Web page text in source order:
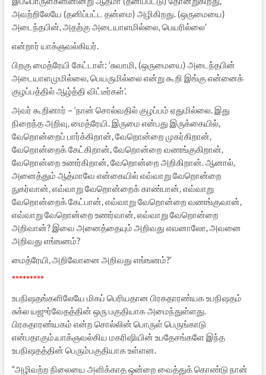
அவற்றிலேயே (தனிப்பட்ட தன்மை) அழிகிறது. (ஒருமையை)
அடைந்தபின், அதற்கு அடையாளமில்லை, பெயரில்லை’
என்றார் யாக்ஞவல்கியர்.
பிறகு மைத்ரேயி கேட்டாள்: ‘சுவாமி, (ஒருமையை) அடைந்தபின்
அடையாளமுமில்லை, பெயருமில்லை என்று கூறி இங்கு என்னைக்
குழப்பத்தில் ஆழ்த்தி விட்டீர்கள்’.
அவர் கூறினார் – ‘நான் சொல்வதில் குழப்பம் ஏதுமில்லை. இது
நிறைந்த அறிவு, மைத்ரேயி. இருமை என்பது இருக்கையில்,
வேறொன்றைப் பார்க்கிறான், வேறொன்றை முகர்கிறான்,
வேறொன்றைக் கேட்கிறான், வேறொன்றை வணங்குகிறான்,
வேறொன்றை உணர்கிறான், வேறொன்றை அறிகிறான். ஆனால்,
அனைத்தும் ஆத்மாவே என்கையில் எவ்வாறு வேறொன்றை
நுகர்வான், எவ்வாறு வேறொன்றைக் காண்பான், எவ்வாறு
வேறொன்றைக் கேட்பான், எவ்வாறு வேறொன்றை வணங்குவான்,
எவ்வாறு வேறொன்றை உணர்வான், எவ்வாறு வேறொன்றை
அறிவான்? இவை அனைத்தையும் அறிவது எவனாலோ, அவனை
அறிவது எங்ஙனம்?
மைத்ரேயி, அறிவோனை அறிவது எங்ஙனம்?’
*********
உபநிஷதங்களிலேயே மிகப் பெரியதான பிரகதாரண்யக உபநிஷதம்
சுக்ல யஜுர்வேதத்தின் ஒரு பகுதியாக அமைந்துள்ளது.
பிரகதாரண்யகம் என்ற சொல்லின் பொருள் பெருங்காடு
என்பதாகும்.யாக்ஞவல்கிய மகரிஷியின் உபதேசங்களே இந்த
உபநிஷதத்தின் பெரும்பகுதியாக உள்ளன.
“அழிவற்ற நிலையை அளிக்காத ஒன்றை வைத்துக் கொண்டு நான்